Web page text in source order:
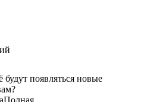
появляться новые